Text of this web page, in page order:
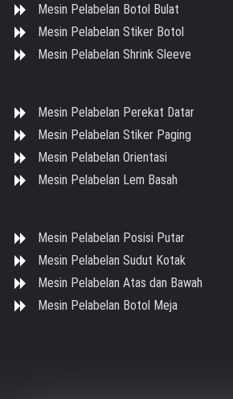
Mesin Pelabelan Botol Bulat
Mesin Pelabelan Stiker Botol
Mesin Pelabelan Shrink Sleeve
Mesin Pelabelan Perekat Datar
Mesin Pelabelan Stiker Paging
Mesin Pelabelan Orientasi
Mesin Pelabelan Lem Basah
Mesin Pelabelan Posisi Putar
Mesin Pelabelan Sudut Kotak
Mesin Pelabelan Atas dan Bawah
Mesin Pelabelan Botol Meja